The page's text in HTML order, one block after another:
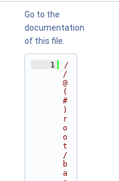
Go to the
documentation
of this file.
    1
/
/
@
(
#
)
r
o
o
t
/
b
a